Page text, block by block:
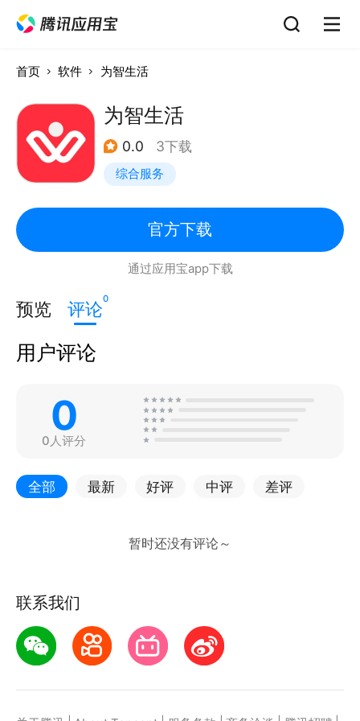
首页 软件 为智生活
为智生活
0.0 3下载
综合服务
官方下载
通过应用宝app下载
预览 评论0
用户评论
0
0人评分
全部 最新 好评 中评 差评
联系我们